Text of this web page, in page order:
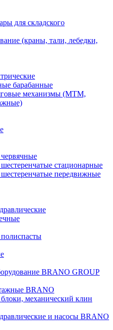
для складского
(краны, тали, лебедки,
барабанные
механизмы (МТМ,
стационарные
передвижные
BRANO GROUP
BRANO
механический клин
и насосы BRANO